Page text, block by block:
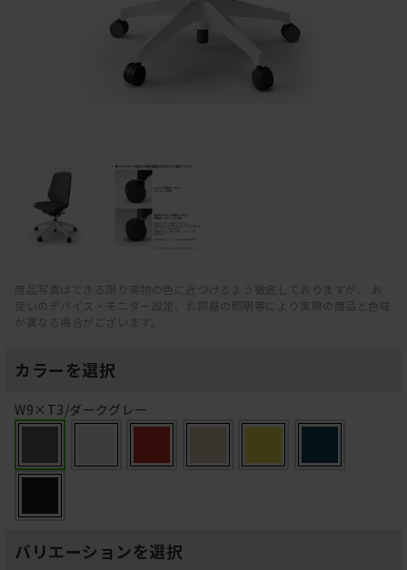
商品写真はできる限り実物の色に近づけるよう徹底しておりますが、 お
使いのデバイス・モニター設定、お部屋の照明等により実際の商品と色味
が異なる場合がございます。
カラーを選択
W9×T3/ダークグレー
バリエーションを選択